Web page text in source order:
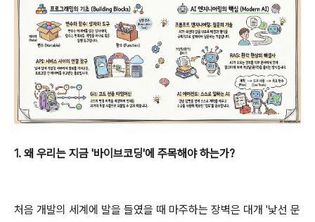
1. 왜 우리는 지금 '바이브코딩'에 주목해야 하는가?
처음 개발의 세계에 발을 들였을 때 마주하는 장벽은 대개 '낯선 문